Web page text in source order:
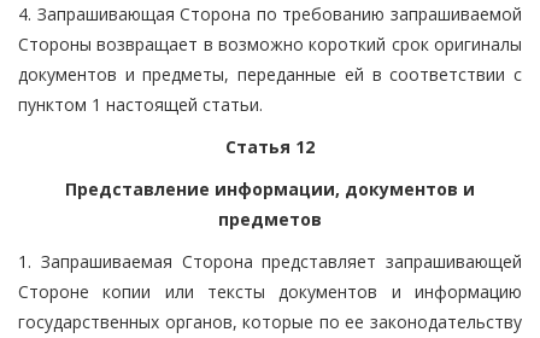
4. Запрашивающая Сторона по требованию запрашиваемой
Стороны возвращает в возможно короткий срок оригиналы
документов и предметы, переданные ей в соответствии с
пунктом 1 настоящей статьи.
Статья 12
Представление информации, документов и
предметов
1. Запрашиваемая Сторона представляет запрашивающей
Стороне копии или тексты документов и информацию
государственных органов, которые по ее законодательству